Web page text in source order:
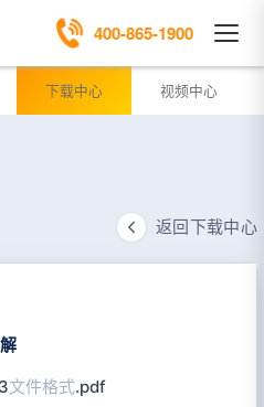
400-865-1900
下载中心 视频中心
返回下载中心
文件格式.pdf